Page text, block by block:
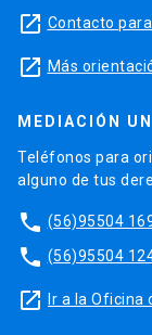
launch Contacto
launch Más
MEDIACIÓN
Teléfonos para
alguno de tus
phone (56)95504
phone (56)95504
launch Ir a la Oficina